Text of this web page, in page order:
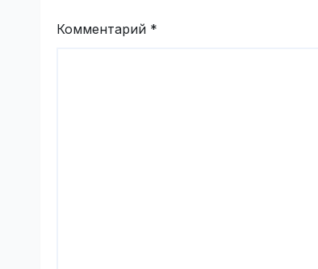
Комментарий *